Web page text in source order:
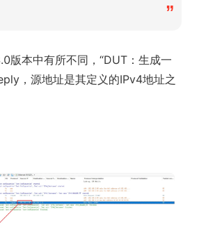
”
版本中有所不同，“DUT：生成一
，源地址是其定义的IPv4地址之